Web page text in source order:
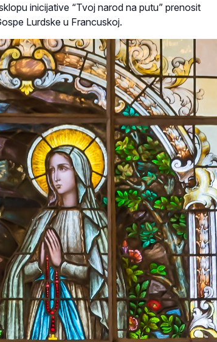
inicijative “Tvoj narod na putu” prenosit
Lurdske u Francuskoj.